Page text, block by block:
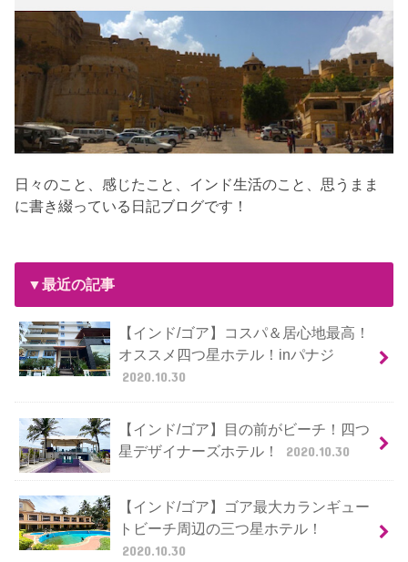
日々のこと、感じたこと、インド生活のこと、思うまま
に書き綴っている日記ブログです！
▼最近の記事
【インド/ゴア】コスパ＆居心地最高！
オススメ四つ星ホテル！inパナジ
2020.10.30
【インド/ゴア】目の前がビーチ！四つ
星デザイナーズホテル！
2020.10.30
【インド/ゴア】ゴア最大カランギュー
トビーチ周辺の三つ星ホテル！
2020.10.30